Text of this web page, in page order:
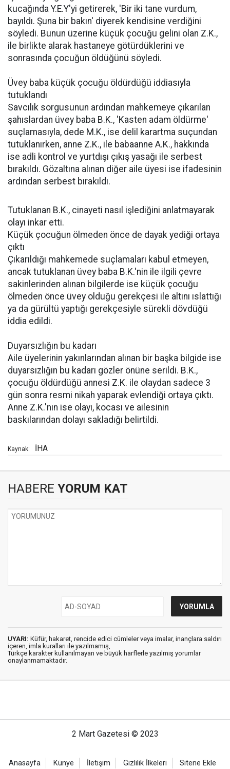
kucağında Y.E.Y'yi getirerek, 'Bir iki tane vurdum,
bayıldı. Şuna bir bakın' diyerek kendisine verdiğini
söyledi. Bunun üzerine küçük çocuğu gelini olan Z.K.,
ile birlikte alarak hastaneye götürdüklerini ve
sonrasında çocuğun öldüğünü söyledi.
Üvey baba küçük çocuğu öldürdüğü iddiasıyla
tutuklandı
Savcılık sorgusunun ardından mahkemeye çıkarılan
şahıslardan üvey baba B.K., 'Kasten adam öldürme'
suçlamasıyla, dede M.K., ise delil karartma suçundan
tutuklanırken, anne Z.K., ile babaanne A.K., hakkında
ise adli kontrol ve yurtdışı çıkış yasağı ile serbest
bırakıldı. Gözaltına alınan diğer aile üyesi ise ifadesinin
ardından serbest bırakıldı.
Tutuklanan B.K., cinayeti nasıl işlediğini anlatmayarak
olayı inkar etti.
Küçük çocuğun ölmeden önce de dayak yediği ortaya
çıktı
Çıkarıldığı mahkemede suçlamaları kabul etmeyen,
ancak tutuklanan üvey baba B.K.'nin ile ilgili çevre
sakinlerinden alınan bilgilerde ise küçük çocuğu
ölmeden önce üvey olduğu gerekçesi ile altını ıslattığı
ya da gürültü yaptığı gerekçesiyle sürekli dövdüğü
iddia edildi.
Duyarsızlığın bu kadarı
Aile üyelerinin yakınlarından alınan bir başka bilgide ise
duyarsızlığın bu kadarı gözler önüne serildi. B.K.,
çocuğu öldürdüğü annesi Z.K. ile olaydan sadece 3
gün sonra resmi nikah yaparak evlendiği ortaya çıktı.
Anne Z.K.'nın ise olayı, kocası ve ailesinin
baskılarından dolayı sakladığı belirtildi.
Kaynak: İHA
HABERE YORUM KAT
UYARI: Küfür, hakaret, rencide edici cümleler veya imalar, inançlara saldırı
içeren, imla kuralları ile yazılmamış,
Türkçe karakter kullanılmayan ve büyük harflerle yazılmış yorumlar
onaylanmamaktadır.
2 Mart Gazetesi © 2023
Anasayfa Künye İletişim Gizlilik İlkeleri Sitene Ekle